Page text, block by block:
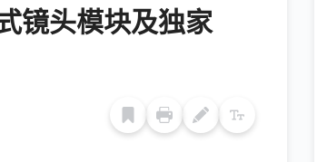
镜头模块及独家